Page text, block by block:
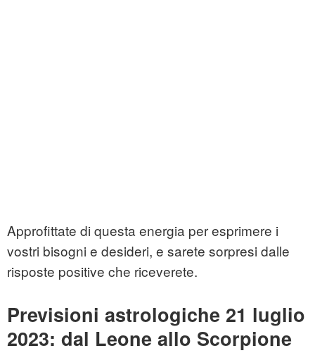
Approfittate di questa energia per esprimere i
vostri bisogni e desideri, e sarete sorpresi dalle
risposte positive che riceverete.
Previsioni astrologiche 21 luglio
2023: dal Leone allo Scorpione